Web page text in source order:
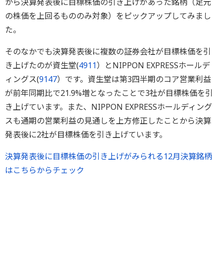
の株価を上回るもののみ対象）をピックアップしてみまし
た。
そのなかでも決算発表後に複数の証券会社が目標株価を引
き上げたのが資生堂(4911）とNIPPON EXPRESSホールデ
ィングス(9147）です。資生堂は第3四半期のコア営業利益
が前年同期比で21.9%増となったことで3社が目標株価を引
き上げています。また、NIPPON EXPRESSホールディング
スも通期の営業利益の見通しを上方修正したことから決算
発表後に2社が目標株価を引き上げています。
決算発表後に目標株価の引き上げがみられる12月決算銘柄
はこちらからチェック